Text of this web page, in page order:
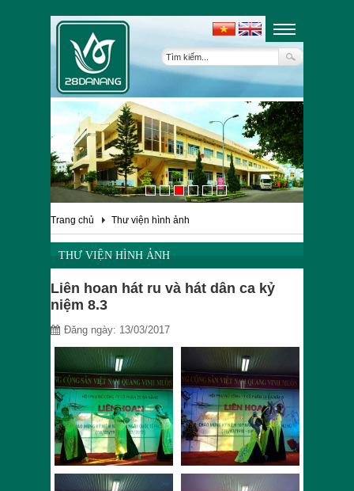
Trang chủ Thư viện hình ảnh
THƯ VIỆN HÌNH ẢNH
Liên hoan hát ru và hát dân ca kỷ
niệm 8.3
Đăng ngày: 13/03/2017